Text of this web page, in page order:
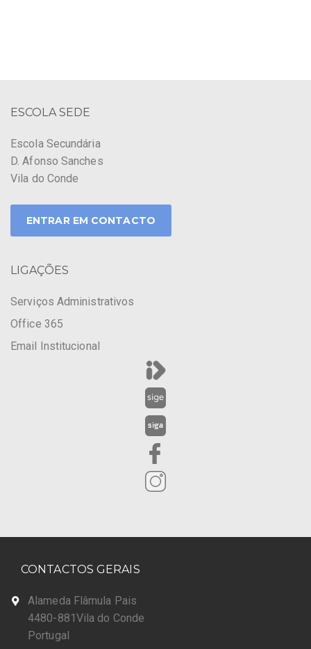
ESCOLA SEDE
Escola Secundária
D. Afonso Sanches
Vila do Conde
ENTRAR EM CONTACTO
LIGAÇÕES
Serviços Administrativos
Office 365
Email Institucional
CONTACTOS GERAIS
Alameda Flâmula Pais
4480-881Vila do Conde
Portugal